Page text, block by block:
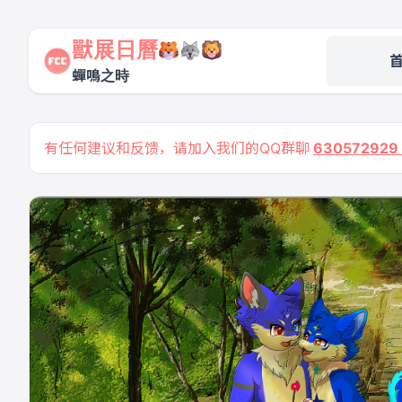
獸展日曆
蟬鳴之時
有任何建议和反馈，请加入我们的QQ群聊 630572929